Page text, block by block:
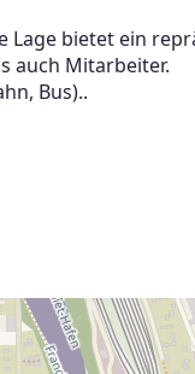
Lage bietet ein
auch Mitarbeiter.
Bus)..